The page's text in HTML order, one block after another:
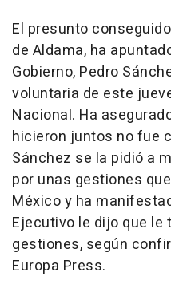
El presunto
de Aldama, ha
Gobierno, Pedro
voluntaria de este
Nacional. Ha
hicieron juntos no fue
Sánchez se la pidió a
por unas gestiones
México y ha
Ejecutivo le dijo que
gestiones, según
Europa Press.